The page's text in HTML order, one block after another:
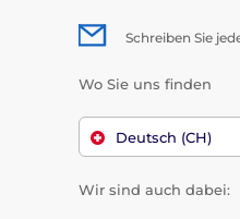
Schreiben Sie
Wo Sie uns finden
Deutsch (CH)
Wir sind auch dabei: